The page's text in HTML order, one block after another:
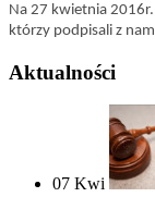
Na 27 kwietnia
którzy podpisali z
Aktualności
07 Kwi